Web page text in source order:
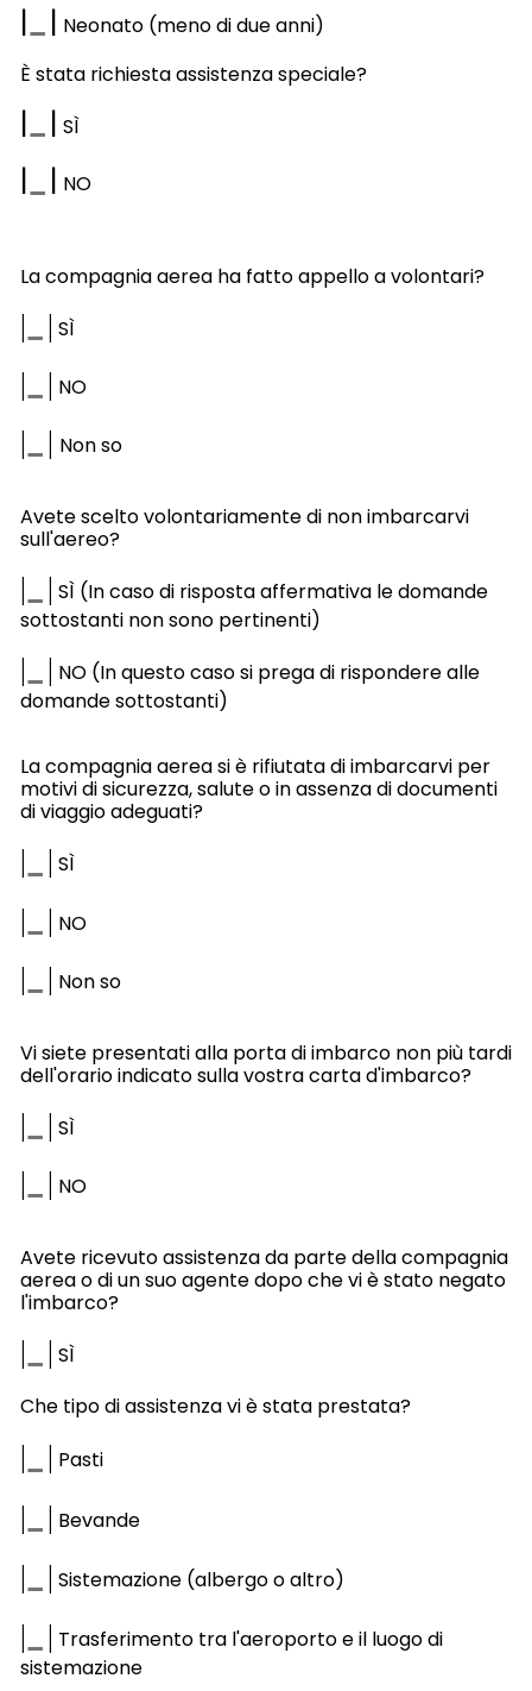
| | Neonato (meno di due anni)
È stata richiesta assistenza speciale?
| | SÌ
| | NO
La compagnia aerea ha fatto appello a volontari?
| | SÌ
| | NO
| | Non so
Avete scelto volontariamente di non imbarcarvi
sull'aereo?
| | SÌ (In caso di risposta affermativa le domande
sottostanti non sono pertinenti)
| | NO (In questo caso si prega di rispondere alle
domande sottostanti)
La compagnia aerea si è rifiutata di imbarcarvi per
motivi di sicurezza, salute o in assenza di documenti
di viaggio adeguati?
| | SÌ
| | NO
| | Non so
Vi siete presentati alla porta di imbarco non più tardi
dell'orario indicato sulla vostra carta d'imbarco?
| | SÌ
| | NO
Avete ricevuto assistenza da parte della compagnia
aerea o di un suo agente dopo che vi è stato negato
l'imbarco?
| | SÌ
Che tipo di assistenza vi è stata prestata?
| | Pasti
| | Bevande
| | Sistemazione (albergo o altro)
| | Trasferimento tra l'aeroporto e il luogo di
sistemazione